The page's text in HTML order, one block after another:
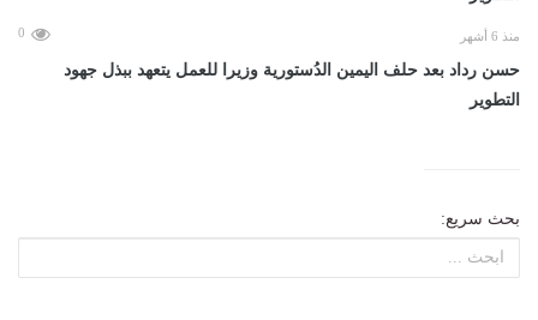
منذ 6 أشهر 0
حسن رداد بعد حلف اليمين الدُستورية وزيرا للعمل يتعهد ببذل جهود
التطوير
بحث سريع: